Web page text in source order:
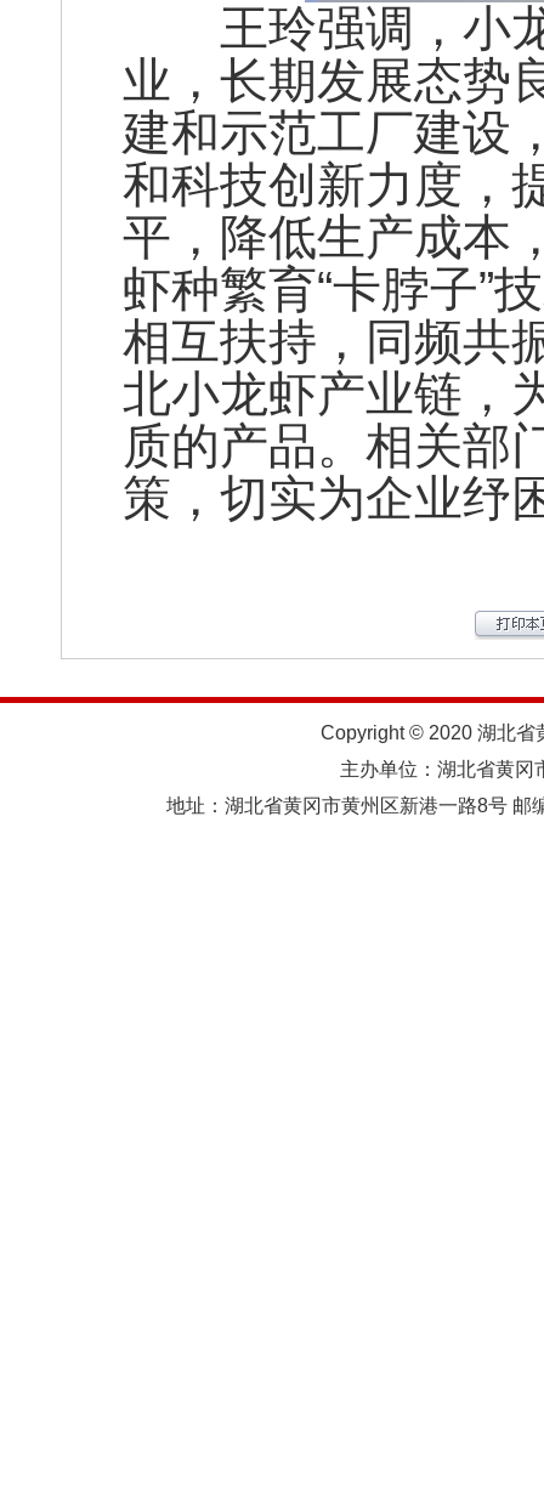
王玲强调，小龙
业，长期发展态势
建和示范工厂建设
和科技创新力度，
平，降低生产成本
虾种繁育“卡脖子”
相互扶持，同频共
北小龙虾产业链，
质的产品。相关部
策，切实为企业纾
Copyright © 2020 湖北省
主办单位：湖北省黄
地址：湖北省黄冈市黄州区新港一路8号